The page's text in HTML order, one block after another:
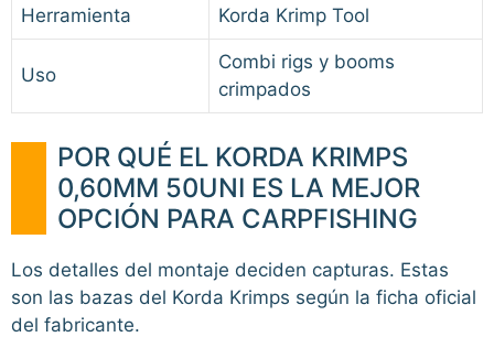
Herramienta Korda Krimp Tool
Uso
Combi rigs y booms
crimpados
POR QUÉ EL KORDA KRIMPS
0,60MM 50UNI ES LA MEJOR
OPCIÓN PARA CARPFISHING
Los detalles del montaje deciden capturas. Estas
son las bazas del Korda Krimps según la ficha oficial
del fabricante.